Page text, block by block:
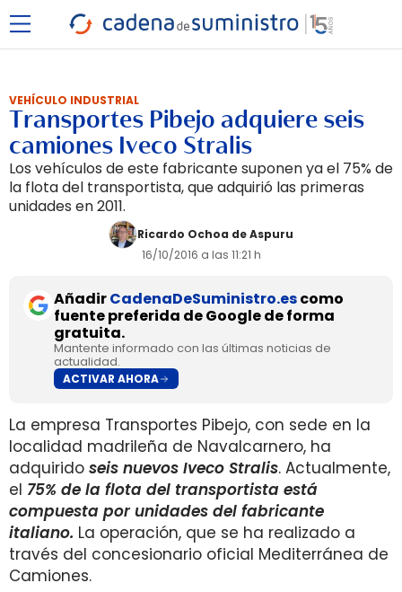
VEHÍCULO INDUSTRIAL
Transportes Pibejo adquiere seis
camiones Iveco Stralis
Los vehículos de este fabricante suponen ya el 75% de
la flota del transportista, que adquirió las primeras
unidades en 2011.
Ricardo Ochoa de Aspuru
16/10/2016 a las 11:21 h
AñadirCadenaDeSuministro.escomo
fuente preferida de Google de forma
gratuita.
Mantente informado con las últimas noticias de
actualidad.
ACTIVAR AHORA
La empresa Transportes Pibejo, con sede en la
localidad madrileña de Navalcarnero, ha
adquirido seis nuevos Iveco Stralis. Actualmente,
el 75% de la flota del transportista está
compuesta por unidades del fabricante
italiano. La operación, que se ha realizado a
través del concesionario oficial Mediterránea de
Camiones.